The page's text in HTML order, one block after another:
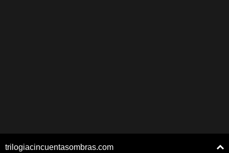
trilogiacincuentasombras.com